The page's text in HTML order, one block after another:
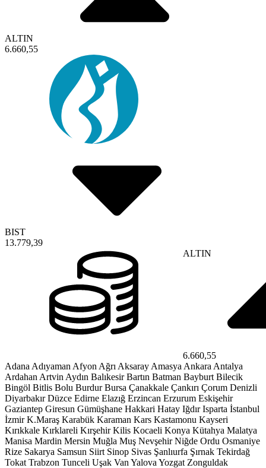
ALTIN
6.660,55
BIST
13.779,39
ALTIN
6.660,55
Adana Adıyaman Afyon Ağrı Aksaray Amasya Ankara Antalya
Ardahan Artvin Aydın Balıkesir Bartın Batman Bayburt Bilecik
Bingöl Bitlis Bolu Burdur Bursa Çanakkale Çankırı Çorum Denizli
Diyarbakır Düzce Edirne Elazığ Erzincan Erzurum Eskişehir
Gaziantep Giresun Gümüşhane Hakkari Hatay Iğdır Isparta İstanbul
İzmir K.Maraş Karabük Karaman Kars Kastamonu Kayseri
Kırıkkale Kırklareli Kırşehir Kilis Kocaeli Konya Kütahya Malatya
Manisa Mardin Mersin Muğla Muş Nevşehir Niğde Ordu Osmaniye
Rize Sakarya Samsun Siirt Sinop Sivas Şanlıurfa Şırnak Tekirdağ
Tokat Trabzon Tunceli Uşak Van Yalova Yozgat Zonguldak